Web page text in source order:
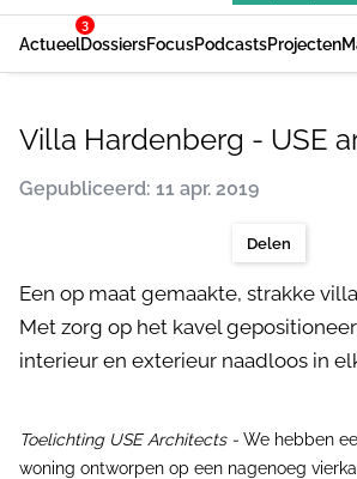
Actueel
3
DossiersFocusPodcastsProjecten
Villa Hardenberg - USE
Gepubliceerd: 11 apr. 2019
Delen
Een op maat gemaakte, strakke
Met zorg op het kavel
interieur en exterieur naadloos in
Toelichting USE Architects - We hebben
woning ontworpen op een nagenoeg